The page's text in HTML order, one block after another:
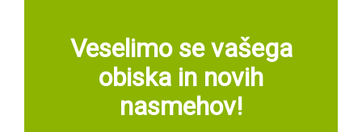
Veselimo se vašega
obiska in novih
nasmehov!